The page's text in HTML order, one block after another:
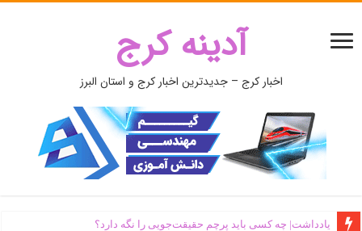
آدینه کرج
اخبار کرج – جدیدترین اخبار کرج و استان البرز
یادداشت| ‌چه کسی باید پرچم حقیقت‌جویی را نگه دارد؟